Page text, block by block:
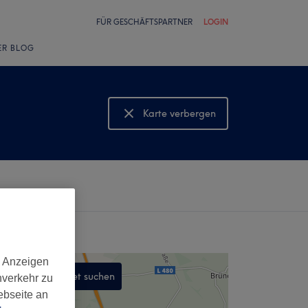
FÜR GESCHÄFTSPARTNER LOGIN
BLOG
Karte verbergen
Karte anzeigen
In diesem Gebiet suchen
,
zu
an